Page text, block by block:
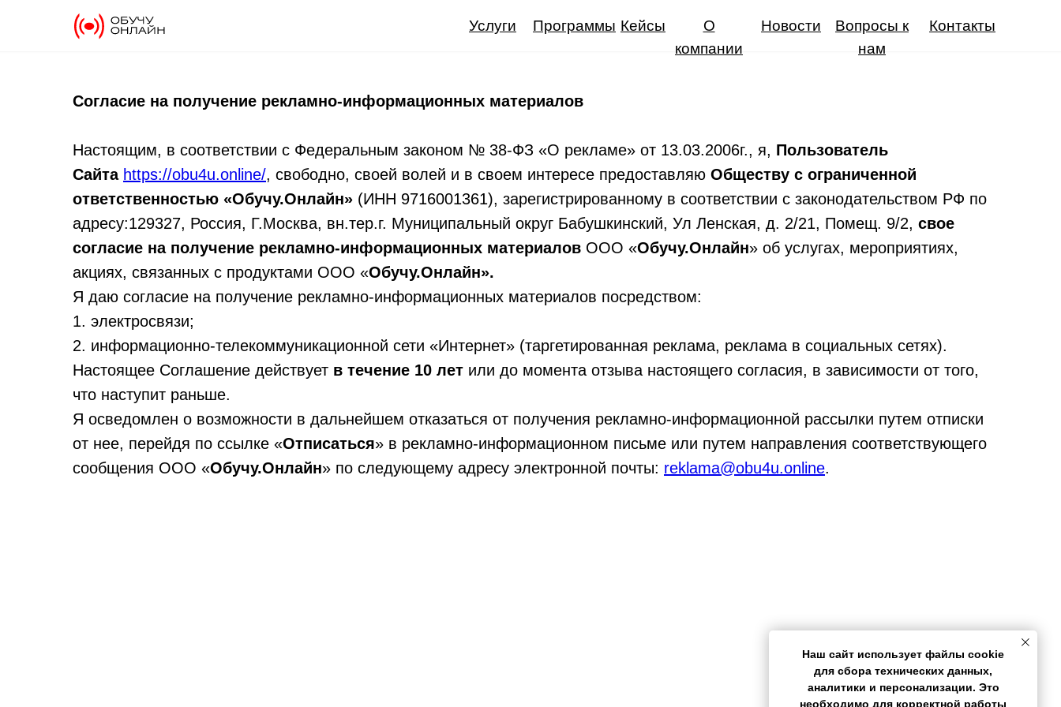
Услуги Кейсы
Программы Контакты
Новости
О
компании
Вопросы к
нам
Наш сайт использует файлы cookie
для сбора технических данных,
аналитики и персонализации. Это
необходимо для корректной работы
Согласие на получение рекламно-информационных материалов
Настоящим, в соответствии с Федеральным законом № 38-ФЗ «О рекламе» от 13.03.2006г., я, Пользователь
Сайта https://obu4u.online/, свободно, своей волей и в своем интересе предоставляю Обществу с ограниченной
ответственностью «Обучу.Онлайн» (ИНН 9716001361), зарегистрированному в соответствии с законодательством РФ по
адресу:129327, Россия, Г.Москва, вн.тер.г. Муниципальный округ Бабушкинский, Ул Ленская, д. 2/21, Помещ. 9/2, свое
согласие на получение рекламно-информационных материалов ООО «Обучу.Онлайн» об услугах, мероприятиях,
акциях, связанных с продуктами ООО «Обучу.Онлайн».
Я даю согласие на получение рекламно-информационных материалов посредством:
1. электросвязи;
2. информационно-телекоммуникационной сети «Интернет» (таргетированная реклама, реклама в социальных сетях).
Настоящее Соглашение действует в течение 10 лет или до момента отзыва настоящего согласия, в зависимости от того,
что наступит раньше.
Я осведомлен о возможности в дальнейшем отказаться от получения рекламно-информационной рассылки путем отписки
от нее, перейдя по ссылке «Отписаться» в рекламно-информационном письме или путем направления соответствующего
сообщения ООО «Обучу.Онлайн» по следующему адресу электронной почты: reklama@obu4u.online.